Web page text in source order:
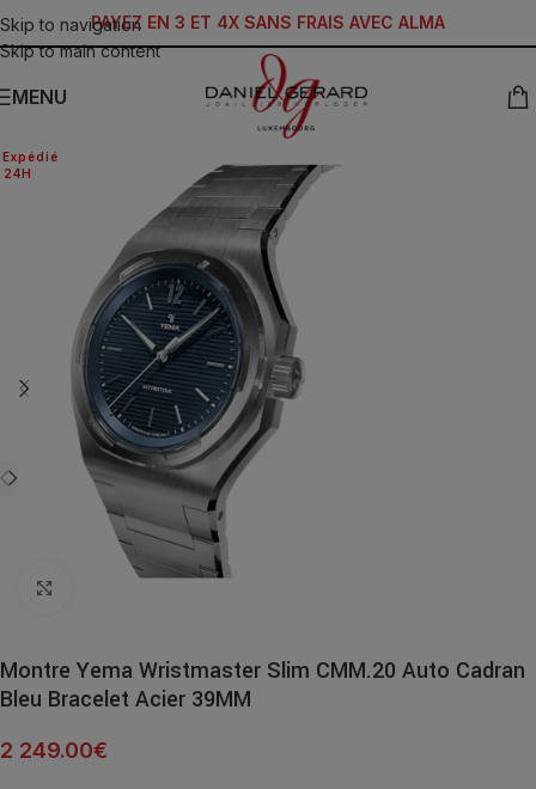
Skip to navigation
Skip to main content
PAYEZ EN 3 ET 4X SANS FRAIS AVEC ALMA
MENU
24H
Expédié
Montre Yema Wristmaster Slim CMM.20 Auto Cadran
Bleu Bracelet Acier 39MM
2 249.00€